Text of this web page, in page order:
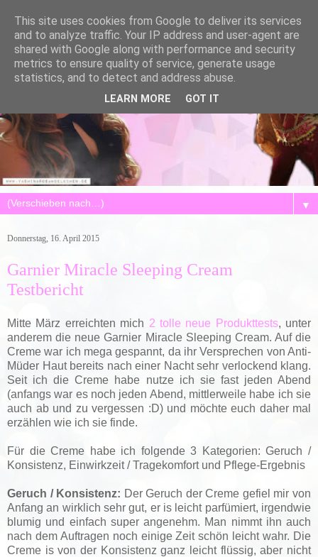
▼
Donnerstag, 16. April 2015
Garnier Miracle Sleeping Cream
Testbericht
Mitte März erreichten mich 2 tolle neue Produkttests, unter
anderem die neue Garnier Miracle Sleeping Cream. Auf die
Creme war ich mega gespannt, da ihr Versprechen von Anti-
Müder Haut bereits nach einer Nacht sehr verlockend klang.
Seit ich die Creme habe nutze ich sie fast jeden Abend
(anfangs war es noch jeden Abend, mittlerweile habe ich sie
auch ab und zu vergessen :D) und möchte euch daher mal
erzählen wie ich sie finde.
Für die Creme habe ich folgende 3 Kategorien: Geruch /
Konsistenz, Einwirkzeit / Tragekomfort und Pflege-Ergebnis
Geruch / Konsistenz: Der Geruch der Creme gefiel mir von
Anfang an wirklich sehr gut, er is leicht parfümiert, irgendwie
blumig und einfach super angenehm. Man nimmt ihn auch
nach dem Auftragen noch einige Zeit schön leicht wahr. Die
Creme is von der Konsistenz ganz leicht flüssig, aber nicht
This site uses cookies from Google to deliver its services
and to analyze traffic. Your IP address and user-agent are
shared with Google along with performance and security
metrics to ensure quality of service, generate usage
statistics, and to detect and address abuse.
LEARN MORE GOT IT